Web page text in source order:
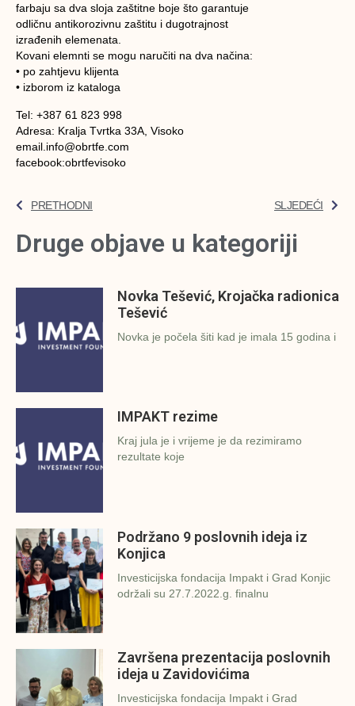
farbaju sa dva sloja zaštitne boje što garantuje
odličnu antikorozivnu zaštitu i dugotrajnost
izrađenih elemenata.
Kovani elemnti se mogu naručiti na dva načina:
• po zahtjevu klijenta
• izborom iz kataloga
Tel: +387 61 823 998
Adresa: Kralja Tvrtka 33A, Visoko
email.info@obrtfe.com
facebook:obrtfevisoko
PRETHODNI SLJEDEĆI
Druge objave u kategoriji
Novka Tešević, Krojačka radionica
Tešević
Novka je počela šiti kad je imala 15 godina i
IMPAKT rezime
Kraj jula je i vrijeme je da rezimiramo
rezultate koje
Podržano 9 poslovnih ideja iz
Konjica
Investicijska fondacija Impakt i Grad Konjic
održali su 27.7.2022.g. finalnu
Završena prezentacija poslovnih
ideja u Zavidovićima
Investicijska fondacija Impakt i Grad